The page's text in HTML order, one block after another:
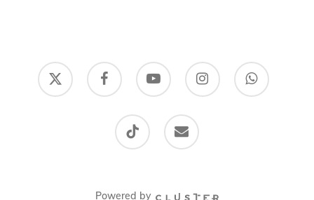
x-
twitter
facebook youtube instagram whatsapp
tiktok email
Powered by